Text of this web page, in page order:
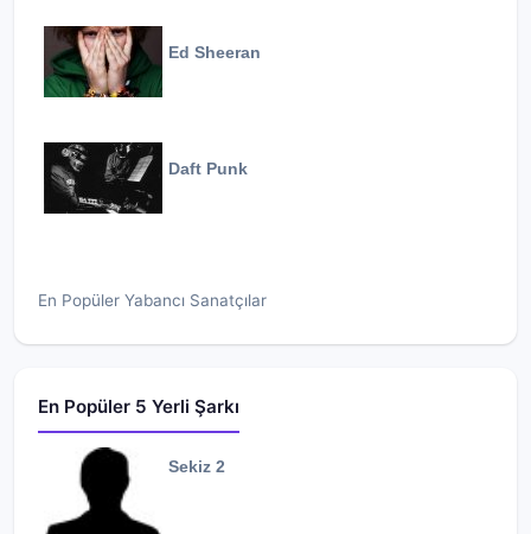
Ed Sheeran
Daft Punk
En Popüler Yabancı Sanatçılar
En Popüler 5 Yerli Şarkı
Sekiz 2